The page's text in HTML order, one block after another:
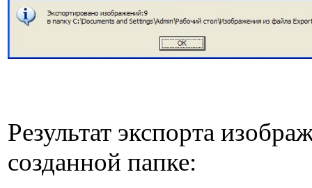
Результат экспорта
созданной папке: